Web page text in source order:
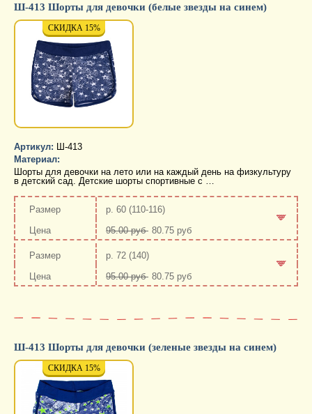
Ш-413 Шорты для девочки (белые звезды на синем)
СКИДКА 15%
Артикул: Ш-413
Материал:
Шорты для девочки на лето или на каждый день на физкультуру
в детский сад. Детские шорты спортивные с …
р. 60 (110-116)
95.00 руб 80.75 руб
-р. 72 (140)
95.00 руб 80.75 руб
Ш-413 Шорты для девочки (зеленые звезды на синем)
СКИДКА 15%